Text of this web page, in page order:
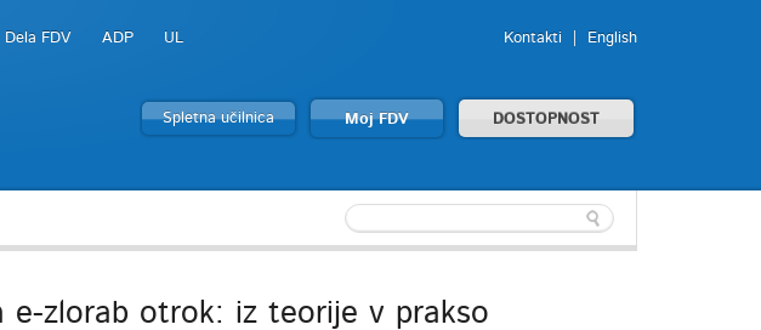
Dela FDV ADP UL Kontakti English
Spletna učilnica Moj FDV DOSTOPNOST
e-zlorab otrok: iz teorije v prakso